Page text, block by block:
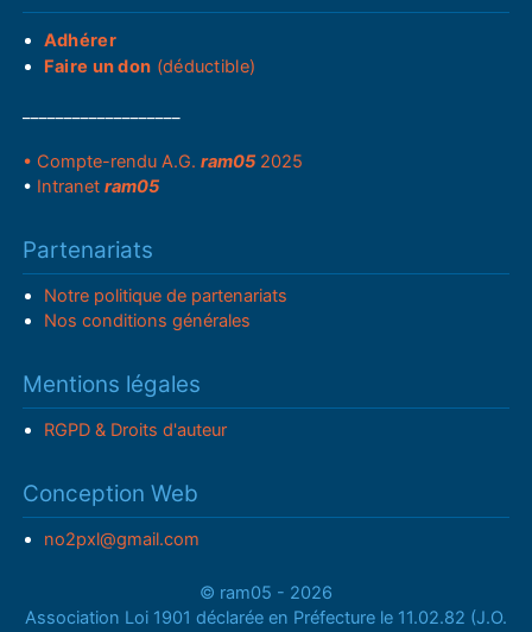
Adhérer
Faire un don (déductible)
• Compte-rendu A.G.ram05 2025
• Intranetram05
Partenariats
Notre politique de partenariats
Nos conditions générales
Mentions légales
RGPD & Droits d'auteur
Conception Web
no2pxl@gmail.com
© ram05 - 2026
Association Loi 1901 déclarée en Préfecture le 11.02.82 (J.O.